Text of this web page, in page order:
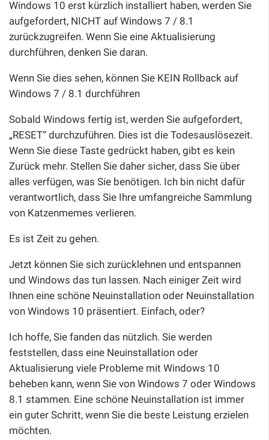
Windows 10 erst kürzlich installiert haben, werden Sie
aufgefordert, NICHT auf Windows 7 / 8.1
zurückzugreifen. Wenn Sie eine Aktualisierung
durchführen, denken Sie daran.
Wenn Sie dies sehen, können Sie KEIN Rollback auf
Windows 7 / 8.1 durchführen
Sobald Windows fertig ist, werden Sie aufgefordert,
„RESET“ durchzuführen. Dies ist die Todesauslösezeit.
Wenn Sie diese Taste gedrückt haben, gibt es kein
Zurück mehr. Stellen Sie daher sicher, dass Sie über
alles verfügen, was Sie benötigen. Ich bin nicht dafür
verantwortlich, dass Sie Ihre umfangreiche Sammlung
von Katzenmemes verlieren.
Es ist Zeit zu gehen.
Jetzt können Sie sich zurücklehnen und entspannen
und Windows das tun lassen. Nach einiger Zeit wird
Ihnen eine schöne Neuinstallation oder Neuinstallation
von Windows 10 präsentiert. Einfach, oder?
Ich hoffe, Sie fanden das nützlich. Sie werden
feststellen, dass eine Neuinstallation oder
Aktualisierung viele Probleme mit Windows 10
beheben kann, wenn Sie von Windows 7 oder Windows
8.1 stammen. Eine schöne Neuinstallation ist immer
ein guter Schritt, wenn Sie die beste Leistung erzielen
möchten.